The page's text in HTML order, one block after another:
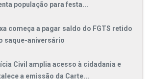
população para festa...
começa a pagar saldo do FGTS retido
saque-aniversário
Civil amplia acesso à cidadania e
a emissão da Carte...